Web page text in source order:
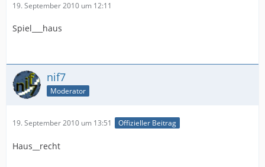
19. September 2010 um 12:11
Spiel___haus
nif7
Moderator
19. September 2010 um 13:51 Offizieller Beitrag
Haus__recht